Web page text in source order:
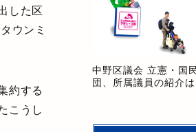
した区
ウンミ
約する
こうし
中野区議会 立憲・国
団、所属議員の紹介